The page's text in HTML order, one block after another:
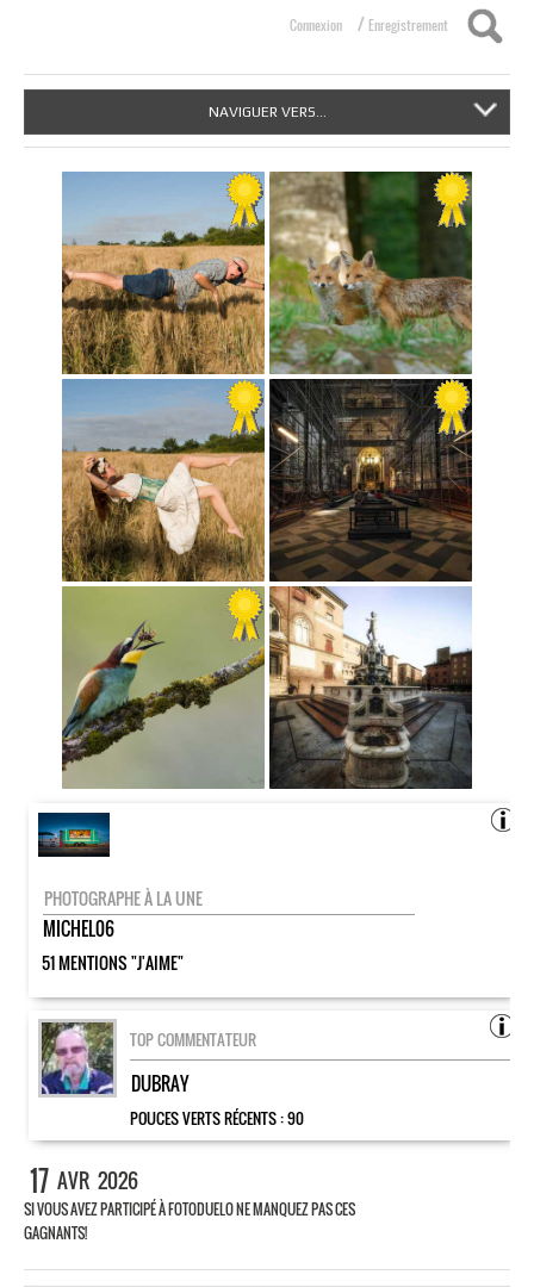
Connexion / Enregistrement
NAVIGUER VERS...
PHOTOGRAPHE À LA UNE
MICHEL06
51 MENTIONS "J'AIME"
TOP COMMENTATEUR
DUBRAY
POUCES VERTS RÉCENTS :90
17 AVR 2026
SI VOUS AVEZ PARTICIPÉ À FOTODUELO NE MANQUEZ PAS CES
GAGNANTS!